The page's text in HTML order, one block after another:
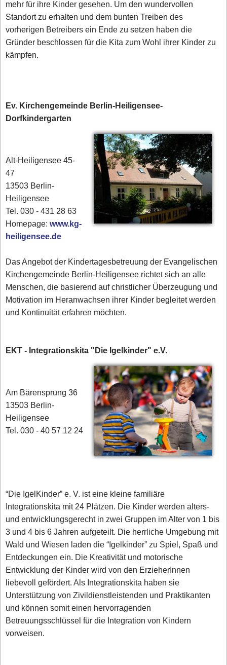
mehr für ihre Kinder gesehen. Um den wundervollen
Standort zu erhalten und dem bunten Treiben des
vorherigen Betreibers ein Ende zu setzen haben die
Gründer beschlossen für die Kita zum Wohl ihrer Kinder zu
kämpfen.
Ev. Kirchengemeinde Berlin-Heiligensee-
Dorfkindergarten
Alt-Heiligensee 45-
47
13503 Berlin-
Heiligensee
Tel. 030 - 431 28 63
Homepage:www.kg-
heiligensee.de
Das Angebot der Kindertagesbetreuung der Evangelischen
Kirchengemeinde Berlin-Heiligensee richtet sich an alle
Menschen, die basierend auf christlicher Überzeugung und
Motivation im Heranwachsen ihrer Kinder begleitet werden
und Kontinuität erfahren möchten.
EKT - Integrationskita "Die Igelkinder" e.V.
Am Bärensprung 36
13503 Berlin-
Heiligensee
Tel. 030 - 40 57 12 24
“Die IgelKinder” e. V. ist eine kleine familiäre
Integrationskita mit 24 Plätzen. Die Kinder werden alters-
und entwicklungsgerecht in zwei Gruppen im Alter von 1 bis
3 und 4 bis 6 Jahren aufgeteilt. Die herrliche Umgebung mit
Wald und Wiesen laden die “Igelkinder” zu Spiel, Spaß und
Entdeckungen ein. Die Kreativität und motorische
Entwicklung der Kinder wird von den ErzieherInnen
liebevoll gefördert. Als Integrationskita haben sie
Unterstützung von Zivildienstleistenden und Praktikanten
und können somit einen hervorragenden
Betreuungsschlüssel für die Integration von Kindern
vorweisen.